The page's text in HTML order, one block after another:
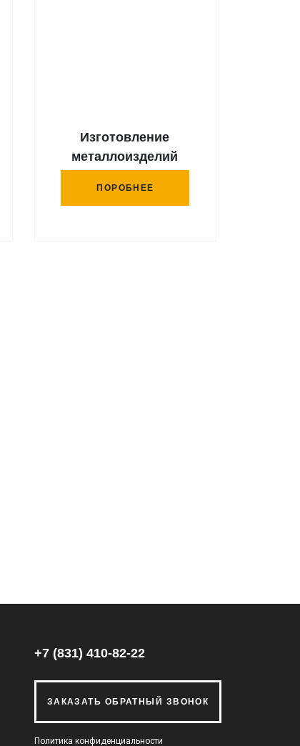
Изготовление
металлоизделий
ПОРОБНЕЕ
+7 (831) 410-82-22
ЗАКАЗАТЬ ОБРАТНЫЙ ЗВОНОК
Политика конфиденциальности